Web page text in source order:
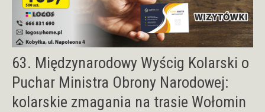
63. Międzynarodowy Wyścig Kolarski o
Puchar Ministra Obrony Narodowej:
kolarskie zmagania na trasie Wołomin